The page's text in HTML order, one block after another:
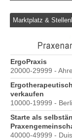
Marktplatz &
ErgoPraxis
20000-29999 -
verkaufen
10000-19999 -
Starte als
40000-49999 -